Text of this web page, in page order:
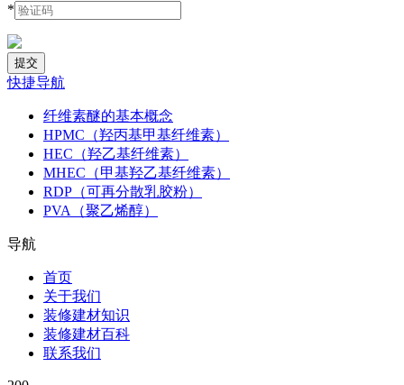
*
快捷导航
纤维素醚的基本概念
HPMC（羟丙基甲基纤维素）
HEC（羟乙基纤维素）
MHEC（甲基羟乙基纤维素）
RDP（可再分散乳胶粉）
PVA（聚乙烯醇）
导航
首页
关于我们
装修建材知识
装修建材百科
联系我们